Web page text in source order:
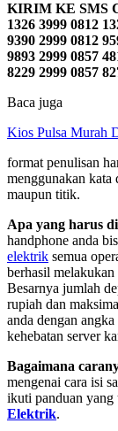
KIRIM KE SMS
1326 3999 0812
9390 2999 0812
9893 2999 0857
8229 2999 0857
Baca juga
Kios Pulsa Murah
format penulisan
menggunakan kata
maupun titik.
Apa yang harus
handphone anda
elektrik semua
berhasil melakukan
Besarnya jumlah
rupiah dan
anda dengan
kehebatan server
Bagaimana
mengenai cara isi
ikuti panduan yang
Elektrik.